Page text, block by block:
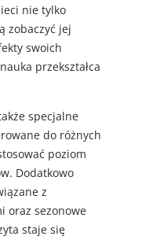
nie tylko
zobaczyć jej
swoich
przekształca
specjalne
do różnych
poziom
Dodatkowo
z
oraz sezonowe
staje się